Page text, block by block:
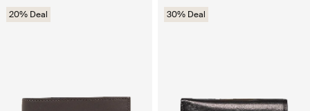
20% Deal 30% Deal